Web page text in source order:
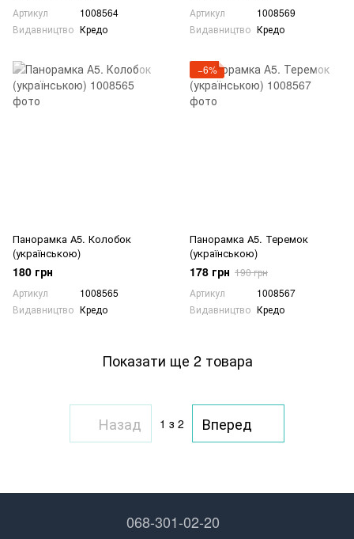
Артикул
1008564
Видавництво Кредо
Артикул
1008569
Видавництво Кредо
Панорамка А5. Колобок
(українською)
180 грн
Артикул
1008565
Видавництво Кредо
−6%
Панорамка А5. Теремок
(українською)
178 грн 190 грн
Артикул
1008567
Видавництво Кредо
Показати ще 2 товара
Назад 1 з 2 Вперед
068-301-02-20